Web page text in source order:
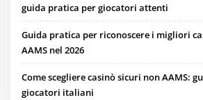
guida pratica per giocatori attenti
Guida pratica per riconoscere i migliori
AAMS nel 2026
Come scegliere casinò sicuri non AAMS:
giocatori italiani